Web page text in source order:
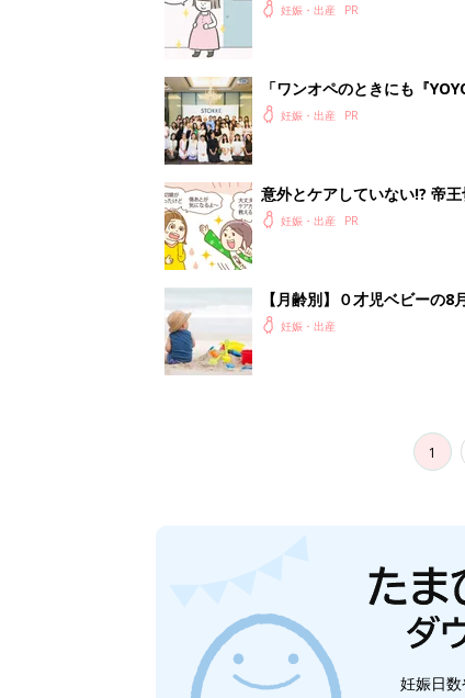
妊娠・出産
「ワンオペのときにも『
会に登場。「YOYO®」を愛
妊娠・出産
意外とケアしていない!? 帝
妊娠・出産
【月齢別】０才児ベビーの8
妊娠・出産
1
妊娠日